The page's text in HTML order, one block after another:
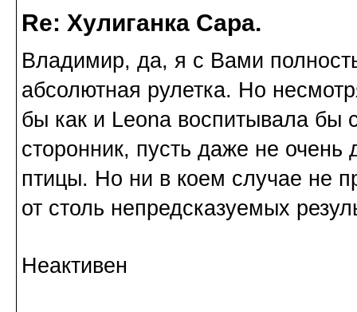
Re: Хулиганка Сара.
Владимир, да, я с Вами
абсолютная рулетка. Но
бы как и Leona воспитывала бы
сторонник, пусть даже не
птицы. Но ни в коем случае не
от столь непредсказуемых
Неактивен